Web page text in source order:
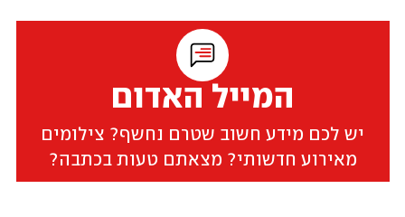
המייל האדום
יש לכם מידע חשוב שטרם נחשף? צילומים
מאירוע חדשותי? מצאתם טעות בכתבה?